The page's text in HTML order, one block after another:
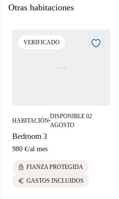
Otras habitaciones
VERIFICADO
HABITACIÓN■
DISPONIBLE 02
AGOSTO
Bedroom 3
980 €/al mes
lock FIANZA PROTEGIDA
euro GASTOS INCLUIDOS